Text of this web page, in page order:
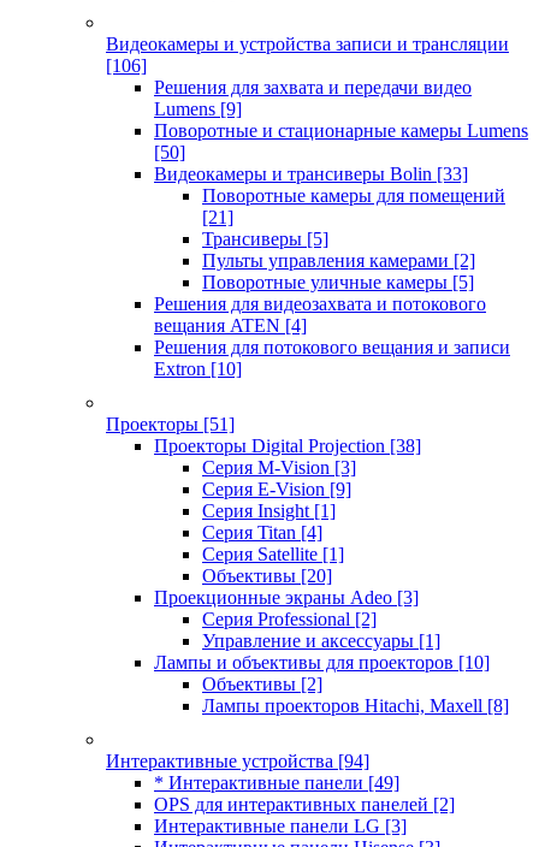
Видеокамеры и устройства записи и трансляции
[106]
Решения для захвата и передачи видео
Lumens [9]
Поворотные и стационарные камеры Lumens
[50]
Видеокамеры и трансиверы Bolin [33]
Поворотные камеры для помещений
[21]
Трансиверы [5]
Пульты управления камерами [2]
Поворотные уличные камеры [5]
Решения для видеозахвата и потокового
вещания ATEN [4]
Решения для потокового вещания и записи
Extron [10]
Проекторы [51]
Проекторы Digital Projection [38]
Серия M-Vision [3]
Серия E-Vision [9]
Серия Insight [1]
Серия Titan [4]
Серия Satellite [1]
Объективы [20]
Проекционные экраны Adeo [3]
Серия Professional [2]
Управление и аксессуары [1]
Лампы и объективы для проекторов [10]
Объективы [2]
Лампы проекторов Hitachi, Maxell [8]
Интерактивные устройства [94]
* Интерактивные панели [49]
OPS для интерактивных панелей [2]
Интерактивные панели LG [3]